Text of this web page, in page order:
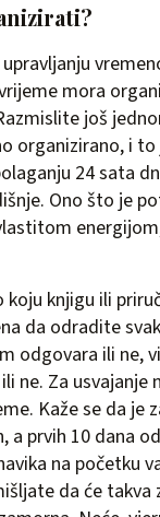
mora
još
organizirano, i to
24 sata
Ono što je
koju knjigu ili
da odradite
odgovara ili ne,
ne. Za usvajanje
Kaže se da je
a prvih 10 dana
na početku
da će takva